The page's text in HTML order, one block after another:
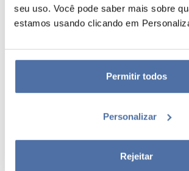
seu uso. Você pode saber mais sobre
estamos usando clicando em
Permitir todos
Personalizar
Rejeitar
ENVELOPE MINISTRO
LIMA
Envelopes coloridos, tamanho DIN C6 Ministro
100 gramas cada envelope. Vêm em pacotes de